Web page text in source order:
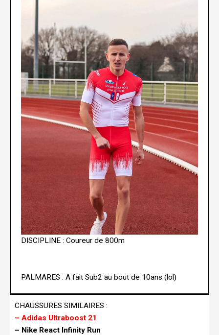
DISCIPLINE : Coureur de 800m
PALMARES : A fait Sub2 au bout de 10ans (lol)
CHAUSSURES SIMILAIRES :
– Adidas Ultraboost 21
– Nike React Infinity Run